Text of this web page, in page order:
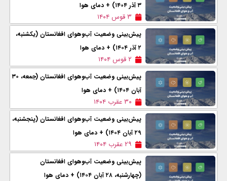
۳ آذر ۱۴۰۴) + دمای هوا
۳ قوس ۱۴۰۴
پیش‌بینی وضعیت آب‌وهوای افغانستان (یکشنبه،
۲ آذر ۱۴۰۴) + دمای هوا
۲ قوس ۱۴۰۴
پیش‌بینی وضعیت آب‌وهوای افغانستان (جمعه، ۳۰
آبان ۱۴۰۴) + دمای هوا
۳۰ عقرب ۱۴۰۴
پیش‌بینی وضعیت آب‌وهوای افغانستان (پنجشنبه،
۲۹ آبان ۱۴۰۴) + دمای هوا
۲۹ عقرب ۱۴۰۴
پیش‌بینی وضعیت آب‌وهوای افغانستان‌
(چهارشنبه، ۲۸ آبان ۱۴۰۴) + دمای هوا